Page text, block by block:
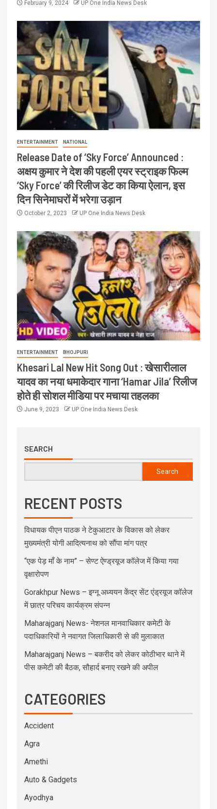
February 9, 2024 UP One India News Desk
ENTERTAINMENT NATIONAL
Release Date of ‘Sky Force’ Announced :
अक्षय कुमार ने देश की पहली एयर स्ट्राइक फिल्म
‘Sky Force’ की रिलीज डेट का किया ऐलान, इस
दिन सिनेमाघरों में भरेगा उड़ान
October 2, 2023 UP One India News Desk
ENTERTAINMENT BHOJPURI
Khesari Lal New Hit Song Out : खेसारीलाल
यादव का नया धमाकेदार गाना ‘Hamar Jila’ रिलीज
होते ही सोशल मीडिया पर मचाया तहलका
June 9, 2023 UP One India News Desk
SEARCH
Search
RECENT POSTS
विधायक पीएन पाठक ने टेकुआटार के विकास को लेकर
मुख्यमंत्री योगी आदित्यनाथ को सौंपा मांग पत्र
“एक पेड़ माँ के नाम” – सेण्ट ऐण्ड्रयूज कॉलेज में किया गया
वृक्षारोपण
Gorakhpur News – इग्नू अध्ययन केंद्र सेंट एंड्रयूज कॉलेज
में छात्र परिचय कार्यक्रम संपन्न
Maharajganj News- नेशनल मानवाधिकार कमेटी के
पदाधिकारियों ने नवागत जिलाधिकारी से की मुलाकात
Maharajganj News – बकरीद को लेकर कोठीभार थाने में
पीस कमेटी की बैठक, सौहार्द बनाए रखने की अपील
CATEGORIES
Accident
Agra
Amethi
Auto & Gadgets
Ayodhya